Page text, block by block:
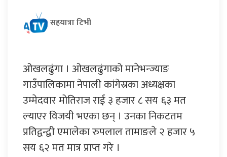
सहयात्रा टिभी
ओखलढुंगा । ओखलढुंगाको मानेभन्ज्याङ
गाउँपालिकामा नेपाली कांगेस्रका अध्यक्षका
उम्मेदवार मोतिराज राई ३ हजार ८ सय ६३ मत
ल्याएर विजयी भएका छन् । उनका निकटतम
प्रतिद्वन्द्वी एमालेका रुपलाल तामाङले २ हजार ५
सय ६२ मत मात्र प्राप्त गरे ।